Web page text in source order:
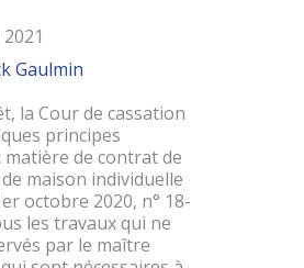
Gaulmin
la Cour de cassation
principes
de contrat de
maison individuelle
octobre 2020, n° 18-
les travaux qui ne
par le maître